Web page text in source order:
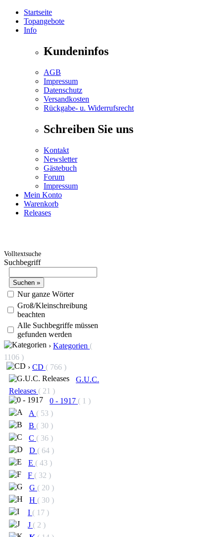
Startseite
Topangebote
Info
Kundeninfos
AGB
Impressum
Datenschutz
Versandkosten
Rückgabe- u. Widerrufsrecht
Schreiben Sie uns
Kontakt
Newsletter
Gästebuch
Forum
Impressum
Mein Konto
Warenkorb
Releases
Volltextsuche
Suchbegriff
Nur ganze Wörter
Groß/Kleinschreibung
beachten
Alle Suchbegriffe müssen
gefunden werden
› Kategorien (
1106 )
› CD ( 766 )
G.U.C.
Releases ( 21 )
0 - 1917 ( 1 )
A ( 53 )
B ( 30 )
C ( 36 )
D ( 64 )
E ( 43 )
F ( 32 )
G ( 20 )
H ( 30 )
I ( 17 )
J ( 2 )